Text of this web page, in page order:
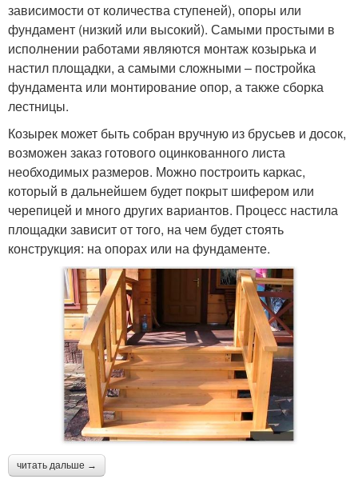
зависимости от количества ступеней), опоры или
фундамент (низкий или высокий). Самыми простыми в
исполнении работами являются монтаж козырька и
настил площадки, а самыми сложными – постройка
фундамента или монтирование опор, а также сборка
лестницы.
Козырек может быть собран вручную из брусьев и досок,
возможен заказ готового оцинкованного листа
необходимых размеров. Можно построить каркас,
который в дальнейшем будет покрыт шифером или
черепицей и много других вариантов. Процесс настила
площадки зависит от того, на чем будет стоять
конструкция: на опорах или на фундаменте.
читать дальше →